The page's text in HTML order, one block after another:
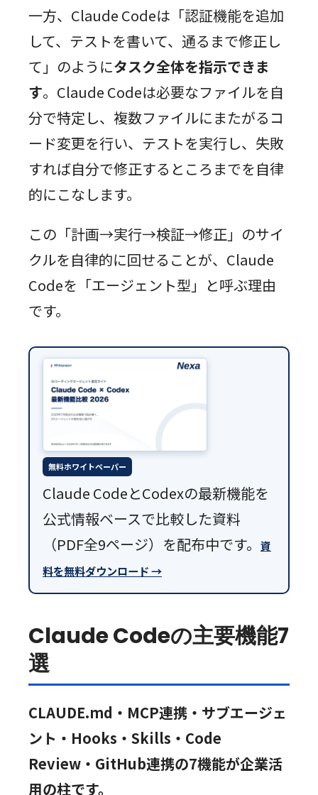
一方、Claude Codeは「認証機能を追加
して、テストを書いて、通るまで修正し
て」のようにタスク全体を指示できま
す。Claude Codeは必要なファイルを自
分で特定し、複数ファイルにまたがるコ
ード変更を行い、テストを実行し、失敗
すれば自分で修正するところまでを自律
的にこなします。
この「計画→実行→検証→修正」のサイ
クルを自律的に回せることが、Claude
Codeを「エージェント型」と呼ぶ理由
です。
無料ホワイトペーパー
Claude CodeとCodexの最新機能を
公式情報ベースで比較した資料
（PDF全9ページ）を配布中です。 資
料を無料ダウンロード →
Claude Codeの主要機能7
選
CLAUDE.md・MCP連携・サブエージェ
ント・Hooks・Skills・Code
Review・GitHub連携の7機能が企業活
用の柱です。